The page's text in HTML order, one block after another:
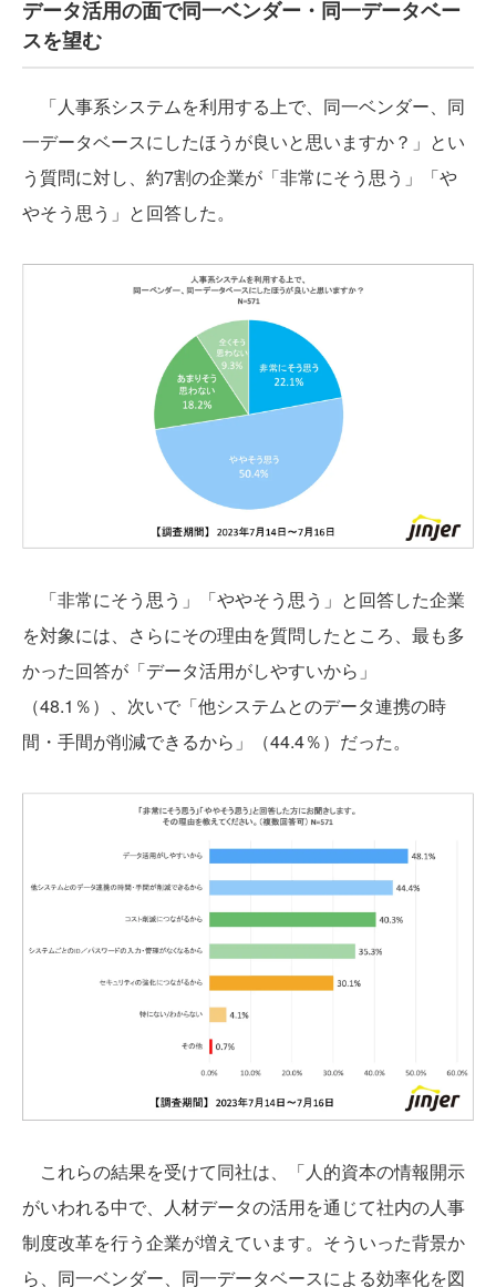
データ活用の面で同一ベンダー・同一データベー
スを望む
「人事系システムを利用する上で、同一ベンダー、同
一データベースにしたほうが良いと思いますか？」とい
う質問に対し、約7割の企業が「非常にそう思う」「や
やそう思う」と回答した。
「非常にそう思う」「ややそう思う」と回答した企業
を対象には、さらにその理由を質問したところ、最も多
かった回答が「データ活用がしやすいから」
（48.1％）、次いで「他システムとのデータ連携の時
間・手間が削減できるから」（44.4％）だった。
これらの結果を受けて同社は、「人的資本の情報開示
がいわれる中で、人材データの活用を通じて社内の人事
制度改革を行う企業が増えています。そういった背景か
ら、同一ベンダー、同一データベースによる効率化を図